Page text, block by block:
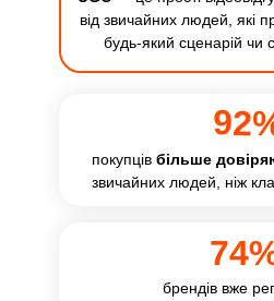
брендів вже
покупців більше
звичайних людей, ніж
від звичайних людей, які
будь-який сценарій чи